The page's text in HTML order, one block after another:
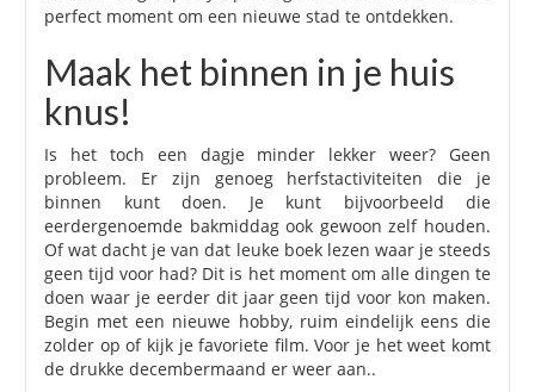
perfect moment om een nieuwe stad te ontdekken.
Maak het binnen in je huis
knus!
Is het toch een dagje minder lekker weer? Geen
probleem. Er zijn genoeg herfstactiviteiten die je
binnen kunt doen. Je kunt bijvoorbeeld die
eerdergenoemde bakmiddag ook gewoon zelf houden.
Of wat dacht je van dat leuke boek lezen waar je steeds
geen tijd voor had? Dit is het moment om alle dingen te
doen waar je eerder dit jaar geen tijd voor kon maken.
Begin met een nieuwe hobby, ruim eindelijk eens die
zolder op of kijk je favoriete film. Voor je het weet komt
de drukke decembermaand er weer aan..